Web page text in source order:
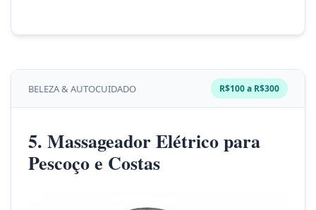
BELEZA & AUTOCUIDADO R$100 a R$300
5. Massageador Elétrico para
Pescoço e Costas